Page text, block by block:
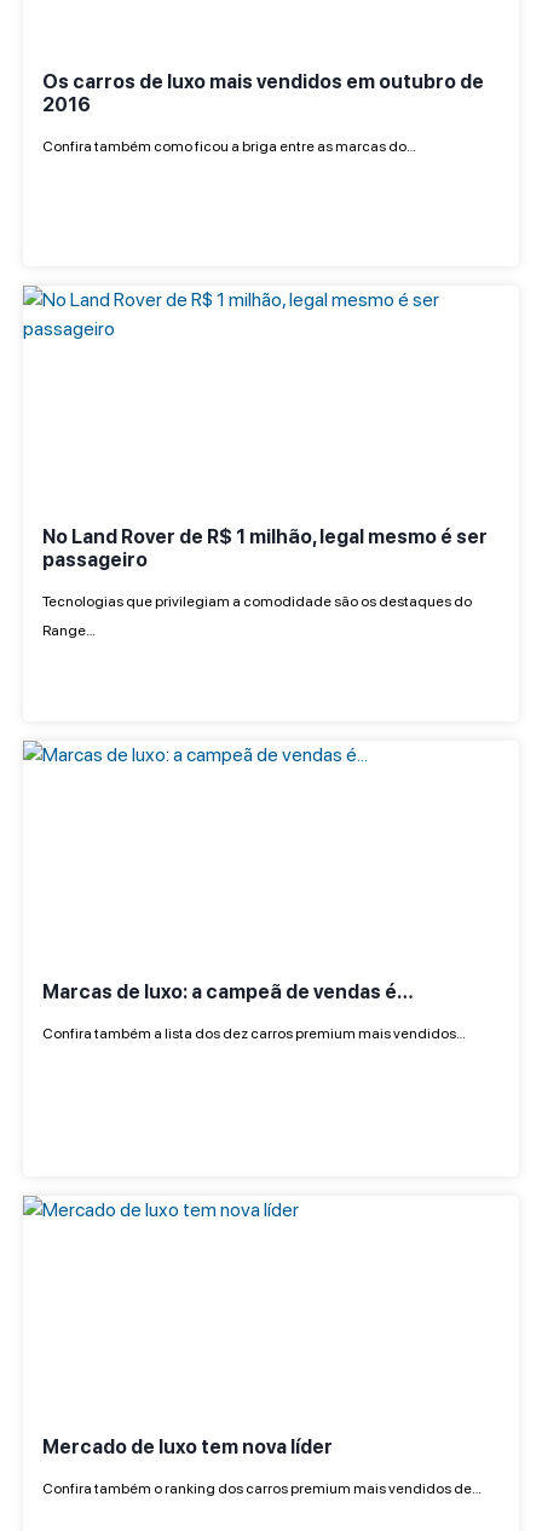
Os carros de luxo mais vendidos em outubro de
2016
Confira também como ficou a briga entre as marcas do…
No Land Rover de R$ 1 milhão, legal mesmo é ser
passageiro
Tecnologias que privilegiam a comodidade são os destaques do
Range…
Marcas de luxo: a campeã de vendas é…
Confira também a lista dos dez carros premium mais vendidos…
Mercado de luxo tem nova líder
Confira também o ranking dos carros premium mais vendidos de…